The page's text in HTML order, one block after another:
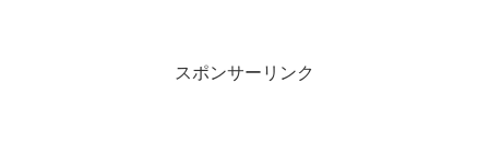
スポンサーリンク